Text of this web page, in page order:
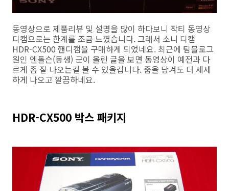
동영상으로 제품리뷰 및 설명을 많이 하다보니 작티 동영상
디캠으로는 한계를 조금 느꼈습니다. 그래서 소니 디캠
HDR-CX500 핸디캠을 구매하게 되었네요. 최근에 팀블로그
원인 엔돌슨(동생) 군이 올린 글을 보면 동영상이 예전과 다
르게 좀 잘 나오는걸 볼 수 있을겁니다. 줌을 당겨도 더 세세
하게 나오고 깔끔하네요.
HDR-CX500 박스 패키지